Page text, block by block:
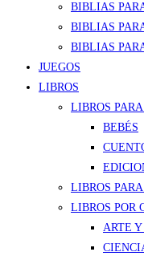
BIBLIAS
BIBLIAS
BIBLIAS
JUEGOS
LIBROS
LIBROS
BEBÉS
LIBROS
LIBROS POR
ARTE